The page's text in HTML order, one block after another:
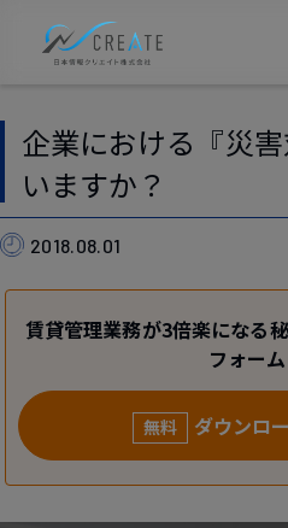
企業における『災
いますか？
2018.08.01
賃貸管理業務が3倍楽になる
フォーム
無料 ダウンロ